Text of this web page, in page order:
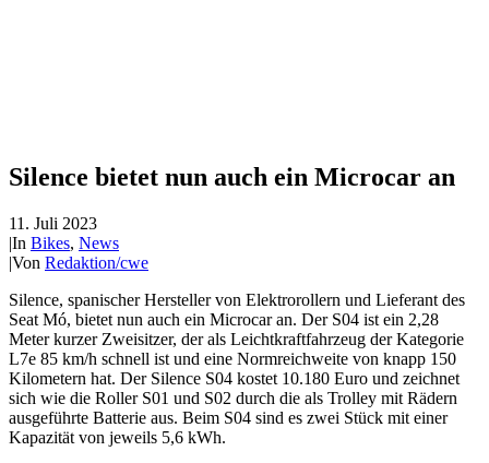
Silence bietet nun auch ein Microcar an
11. Juli 2023
|In Bikes, News
|Von Redaktion/cwe
Silence, spanischer Hersteller von Elektrorollern und Lieferant des
Seat Mó, bietet nun auch ein Microcar an. Der S04 ist ein 2,28
Meter kurzer Zweisitzer, der als Leichtkraftfahrzeug der Kategorie
L7e 85 km/h schnell ist und eine Normreichweite von knapp 150
Kilometern hat. Der Silence S04 kostet 10.180 Euro und zeichnet
sich wie die Roller S01 und S02 durch die als Trolley mit Rädern
ausgeführte Batterie aus. Beim S04 sind es zwei Stück mit einer
Kapazität von jeweils 5,6 kWh.